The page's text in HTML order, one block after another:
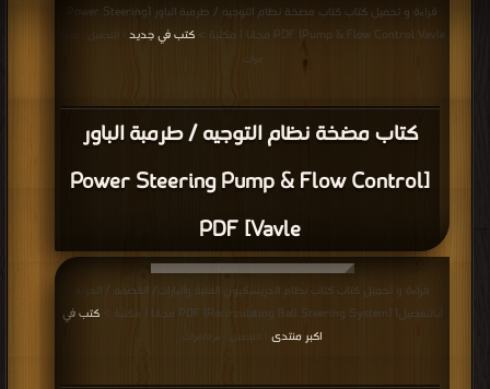
كتاب مضخة نظام التوجيه / طرمبة الباور
[Power Steering Pump & Flow Control
Vavle] PDF
قراءة و تحميل كتاب كتاب مضخة نظام التوجيه / طرمبة الباور [Power Steering
Pump & Flow Control Vavle] PDF مجانا | مكتبة >
كتب في جديد | التحميل : مرة/
مرات
قراءة و تحميل كتاب كتاب نظام الدريسكيون العلبة والبارات/ القضمه / الحزنه
[بالتفصيل] [Recirculating Ball Steering System] PDF مجانا | مكتبة >
كتب في
اكبر منتدى
| التحميل : مرة/مرات